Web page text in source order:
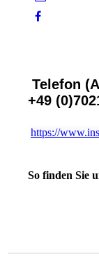
Telefon
+49
https://
So finden Sie